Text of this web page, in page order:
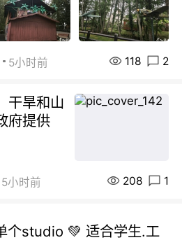
5小时前 118 2
干旱和山
府提供
5小时前 208 1
个studio 💚 适合学生.工